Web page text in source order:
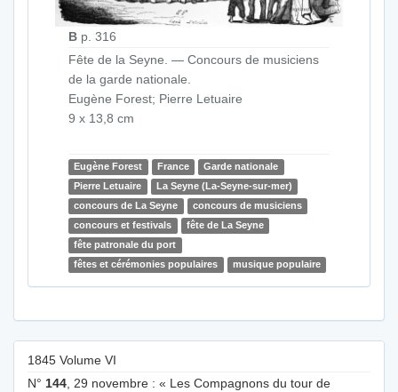
B p. 316
Fête de la Seyne. — Concours de musiciens
de la garde nationale.
Eugène Forest; Pierre Letuaire
9 x 13,8 cm
Eugène Forest France
Garde nationale
Pierre Letuaire
La Seyne (La-Seyne-sur-mer)
concours de La Seyne
concours de musiciens
concours et festivals
fête de La Seyne
fête patronale du port
fêtes et cérémonies populaires
musique populaire
1845 Volume VI
N° 144 , 29 novembre : « Les Compagnons du tour de